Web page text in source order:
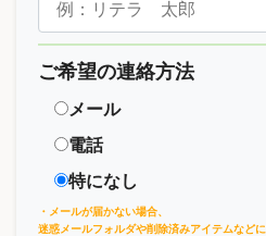
ご希望の連絡方法
メール
電話
特になし
・メールが届かない場合、
迷惑メールフォルダや削除済みアイテムなどに